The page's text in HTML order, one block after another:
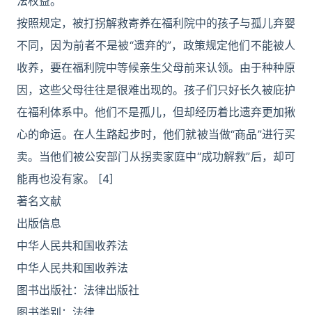
按照规定，被打拐解救寄养在福利院中的孩子与孤儿弃婴
不同，因为前者不是被“遗弃的”，政策规定他们不能被人
收养，要在福利院中等候亲生父母前来认领。由于种种原
因，这些父母往往是很难出现的。孩子们只好长久被庇护
在福利体系中。他们不是孤儿，但却经历着比遗弃更加揪
心的命运。在人生路起步时，他们就被当做“商品”进行买
卖。当他们被公安部门从拐卖家庭中“成功解救”后，却可
能再也没有家。 [4]
著名文献
出版信息
中华人民共和国收养法
中华人民共和国收养法
图书出版社：法律出版社
图书类别：法律